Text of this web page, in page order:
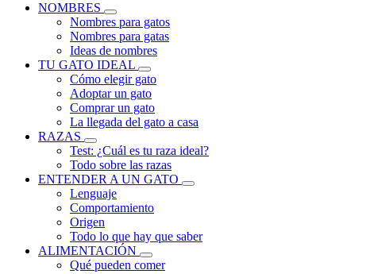
NOMBRES
Nombres para gatos
Nombres para gatas
Ideas de nombres
TU GATO IDEAL
Cómo elegir gato
Adoptar un gato
Comprar un gato
La llegada del gato a casa
RAZAS
Test: ¿Cuál es tu raza ideal?
Todo sobre las razas
ENTENDER A UN GATO
Lenguaje
Comportamiento
Origen
Todo lo que hay que saber
ALIMENTACIÓN
Qué pueden comer